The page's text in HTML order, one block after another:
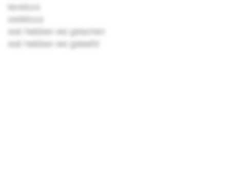
laveloos
zedeloos
wat hebben we gelachen
wat hebben we geleefd